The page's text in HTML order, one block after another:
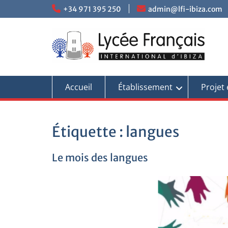
+34 971 395 250 admin@lfi-ibiza.com
Accueil Établissement Projet
Étiquette : langues
Le mois des langues